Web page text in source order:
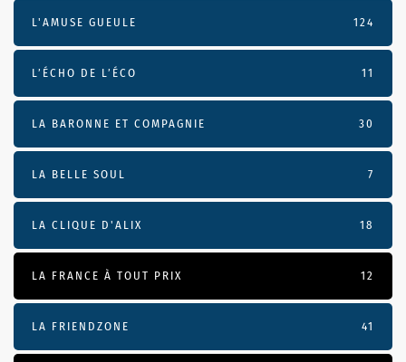
L'AMUSE GUEULE 124
L’ÉCHO DE L’ÉCO 11
LA BARONNE ET COMPAGNIE 30
LA BELLE SOUL 7
LA CLIQUE D'ALIX 18
LA FRANCE À TOUT PRIX 12
LA FRIENDZONE 41